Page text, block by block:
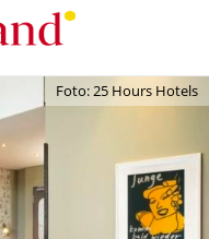
Foto: 25 Hours Hotels